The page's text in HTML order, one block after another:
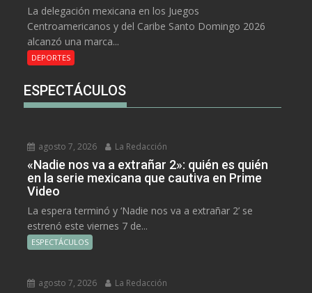
La delegación mexicana en los Juegos
Centroamericanos y del Caribe Santo Domingo 2026
alcanzó una marca...
DEPORTES
ESPECTÁCULOS
agosto 7, 2026 La Redacción
«Nadie nos va a extrañar 2»: quién es quién
en la serie mexicana que cautiva en Prime
Video
La espera terminó y ‘Nadie nos va a extrañar 2’ se
estrenó este viernes 7 de...
ESPECTÁCULOS
agosto 7, 2026 La Redacción